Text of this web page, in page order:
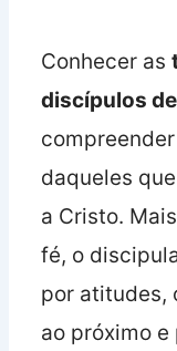
Conhecer as
discípulos
daqueles
a Cristo.
fé, o
por atitudes,
ao próximo